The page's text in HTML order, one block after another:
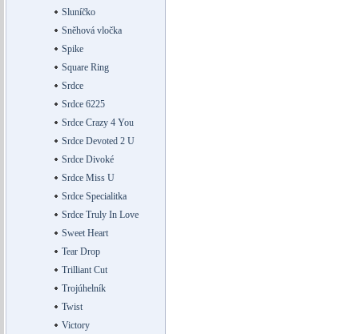
Sluníčko
Sněhová vločka
Spike
Square Ring
Srdce
Srdce 6225
Srdce Crazy 4 You
Srdce Devoted 2 U
Srdce Divoké
Srdce Miss U
Srdce Specialitka
Srdce Truly In Love
Sweet Heart
Tear Drop
Trilliant Cut
Trojúhelník
Twist
Victory